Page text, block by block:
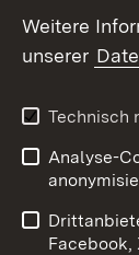
Social Wall
X / Twitter
Youtube
Weitere
unserer
Technisch
Analyse-